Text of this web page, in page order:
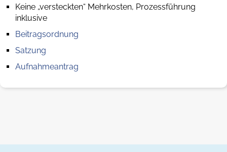
Keine „versteckten“ Mehrkosten, Prozessführung
inklusive
Beitragsordnung
Satzung
Aufnahmeantrag